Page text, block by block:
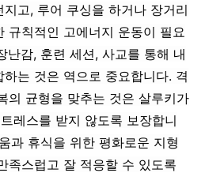
고, 루어 쿠싱을 하거나 장거리
규칙적인 고에너지 운동이 필요
난감, 훈련 세션, 사교를 통해 내
는 것은 역으로 중요합니다. 격
의 균형을 맞추는 것은 살루키가
레스를 받지 않도록 보장합니
과 휴식을 위한 평화로운 지형
족스럽고 잘 적응할 수 있도록